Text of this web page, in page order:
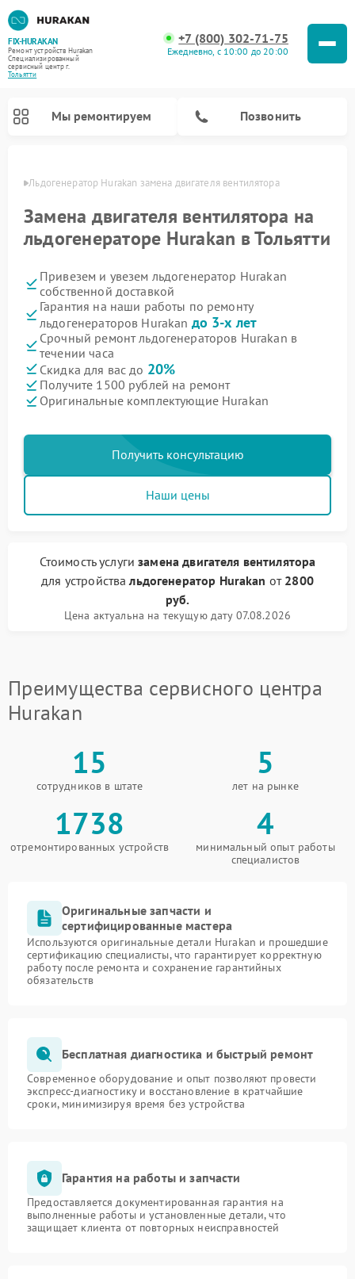
FIX-HURAKAN
Ремонт устройств Hurakan
Специализированный
cервисный центр г.
Тольятти
+7 (800) 302-71-75
Ежедневно, с 10:00 до 20:00
Мы ремонтируем Позвонить
Льдогенератор Hurakan замена двигателя вентилятора
Замена двигателя вентилятора на
льдогенераторе Hurakan в Тольятти
Привезем и увезем льдогенератор Hurakan
собственной доставкой
Гарантия на наши работы по ремонту
льдогенераторов Hurakan до 3-х лет
Срочный ремонт льдогенераторов Hurakan в
течении часа
Скидка для вас до 20%
Получите 1500 рублей на ремонт
Оригинальные комплектующие Hurakan
Получить консультацию
Наши цены
Стоимость услугизамена двигателя вентилятора
для устройствальдогенератор Hurakan от 2800
руб.
Цена актуальна на текущую дату 07.08.2026
Преимущества сервисного центра
Hurakan
15
сотрудников в штате
5
лет на рынке
1738
отремонтированных устройств
4
минимальный опыт работы
специалистов
Оригинальные запчасти и
сертифицированные мастера
Используются оригинальные детали Hurakan и прошедшие
сертификацию специалисты, что гарантирует корректную
работу после ремонта и сохранение гарантийных
обязательств
Бесплатная диагностика и быстрый ремонт
Современное оборудование и опыт позволяют провести
экспресс-диагностику и восстановление в кратчайшие
сроки, минимизируя время без устройства
Гарантия на работы и запчасти
Предоставляется документированная гарантия на
выполненные работы и установленные детали, что
защищает клиента от повторных неисправностей